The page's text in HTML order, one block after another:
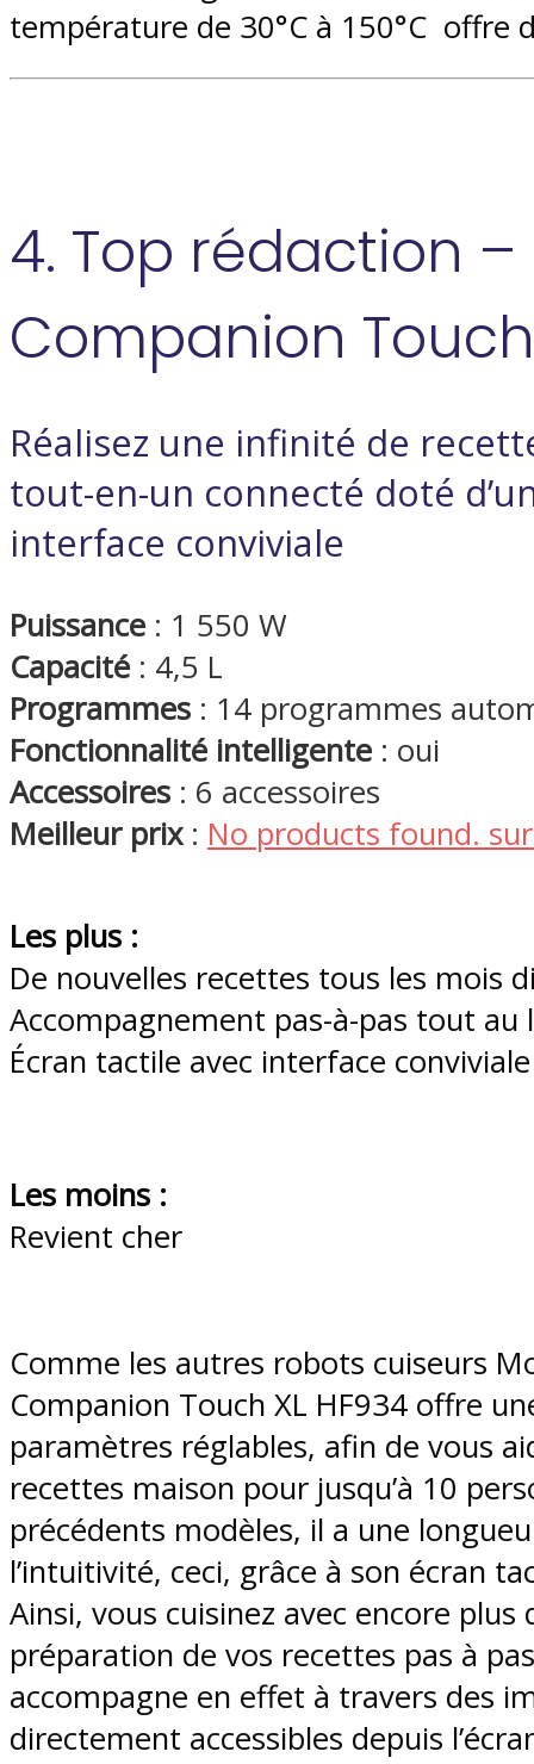
température de 30°C à 150°C offre
4. Top rédaction
Companion Touch
Réalisez une infinité de
tout-en-un connecté doté
interface conviviale
Puissance : 1 550 W
Capacité : 4,5 L
Programmes : 14 programmes
Fonctionnalité intelligente : oui
Accessoires : 6 accessoires
Meilleur prix: No products found.
Les plus :
De nouvelles recettes tous les mois
Accompagnement pas-à-pas tout
Écran tactile avec interface conviviale
Les moins :
Revient cher
Comme les autres robots cuiseurs
Companion Touch XL HF934 offre
paramètres réglables, afin de vous
recettes maison pour jusqu’à 10
précédents modèles, il a une
l’intuitivité, ceci, grâce à son écran
Ainsi, vous cuisinez avec encore
préparation de vos recettes pas à
accompagne en effet à travers des
directement accessibles depuis